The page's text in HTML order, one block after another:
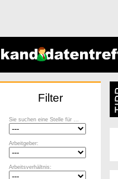
Filter
Sie suchen eine Stelle für ...
Arbeitgeber:
Arbeitsverhältnis: